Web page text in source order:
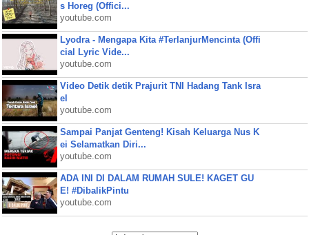
s Horeg (Offici...
youtube.com
Lyodra - Mengapa Kita #TerlanjurMencinta (Offi
cial Lyric Vide...
youtube.com
Video Detik detik Prajurit TNI Hadang Tank Isra
el
youtube.com
Sampai Panjat Genteng! Kisah Keluarga Nus K
ei Selamatkan Diri...
youtube.com
ADA INI DI DALAM RUMAH SULE! KAGET GU
E! #DibalikPintu
youtube.com